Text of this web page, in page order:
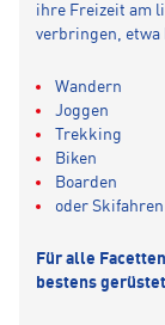
ihre Freizeit am
verbringen, etwa
Wandern
Joggen
Trekking
Biken
Boarden
oder Skifahren
Für alle
bestens gerüstet